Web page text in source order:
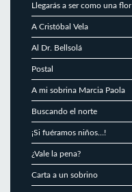
Llegarás a ser como una flor
A Cristóbal Vela
Al Dr. Bellsolá
Postal
A mi sobrina Marcia Paola
Buscando el norte
¡Si fuéramos niños…!
¿Vale la pena?
Carta a un sobrino